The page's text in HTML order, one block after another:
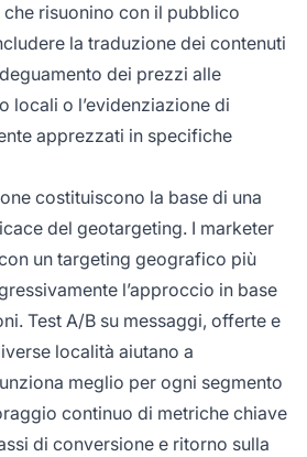
risuonino con il pubblico
la traduzione dei contenuti
dei prezzi alle
locali o l’evidenziazione di
apprezzati in specifiche
costituiscono la base di una
del geotargeting. I marketer
un targeting geografico più
l’approccio in base
Test A/B su messaggi, offerte e
località aiutano a
meglio per ogni segmento
continuo di metriche chiave
di conversione e ritorno sulla